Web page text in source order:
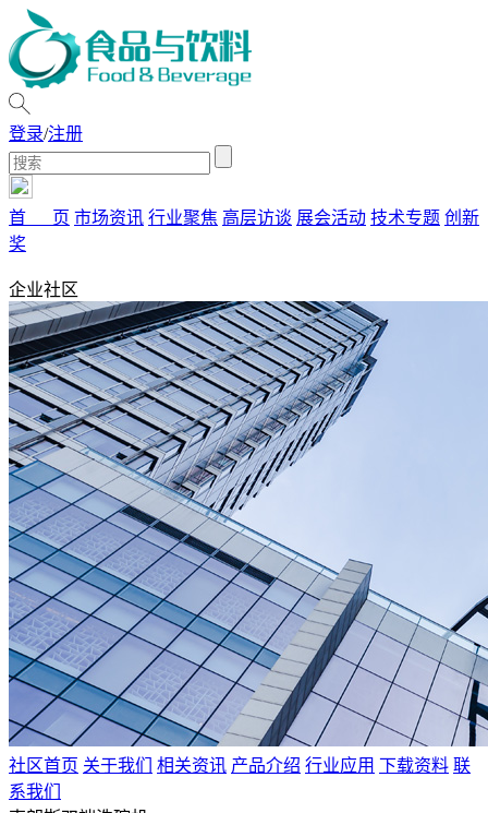
登录/注册
首 页 市场资讯 行业聚焦 高层访谈 展会活动 技术专题 创新
奖
企业社区
社区首页 关于我们 相关资讯 产品介绍 行业应用 下载资料 联
系我们